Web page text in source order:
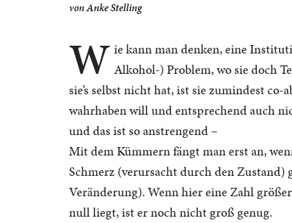
vonAnke Stelling
W ie kann man denken, eine
Alkohol-) Problem, wo sie doch
sie’s selbst nicht hat, ist sie zumindest
wahrhaben will und entsprechend auch
und das ist so anstrengend –
Mit dem Kümmern fängt man erst an,
Schmerz (verursacht durch den
Veränderung). Wenn hier eine Zahl
null liegt, ist er noch nicht groß genug.